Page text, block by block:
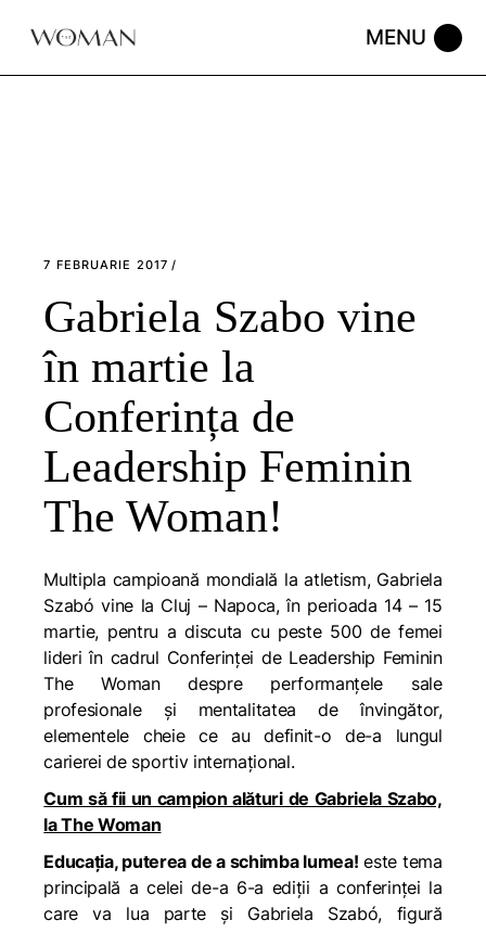
7 FEBRUARIE 2017
Gabriela Szabo vine
în martie la
Conferința de
Leadership Feminin
The Woman!
Multipla campioană mondială la atletism, Gabriela
Szabó vine la Cluj – Napoca, în perioada 14 – 15
martie, pentru a discuta cu peste 500 de femei
lideri în cadrul Conferinței de Leadership Feminin
The Woman despre performanțele sale
profesionale și mentalitatea de învingător,
elementele cheie ce au definit-o de-a lungul
carierei de sportiv internațional.
Cum să fii un campion alături de Gabriela Szabo,
la The Woman
Educația, puterea de aschimba lumea! este tema
principală a celei de-a 6-a ediții a conferinței la
care va lua parte și Gabriela Szabó, figură